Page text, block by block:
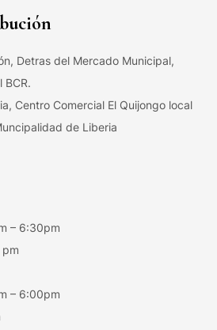
Detras del Mercado Municipal,
BCR.
Centro Comercial El Quijongo local
de Liberia
– 6:30pm
– 6:00pm